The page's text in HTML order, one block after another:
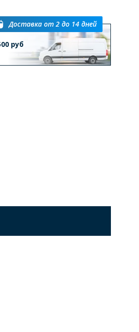
Перейти в раздел
руб
Доставка от 2 до 14 дней